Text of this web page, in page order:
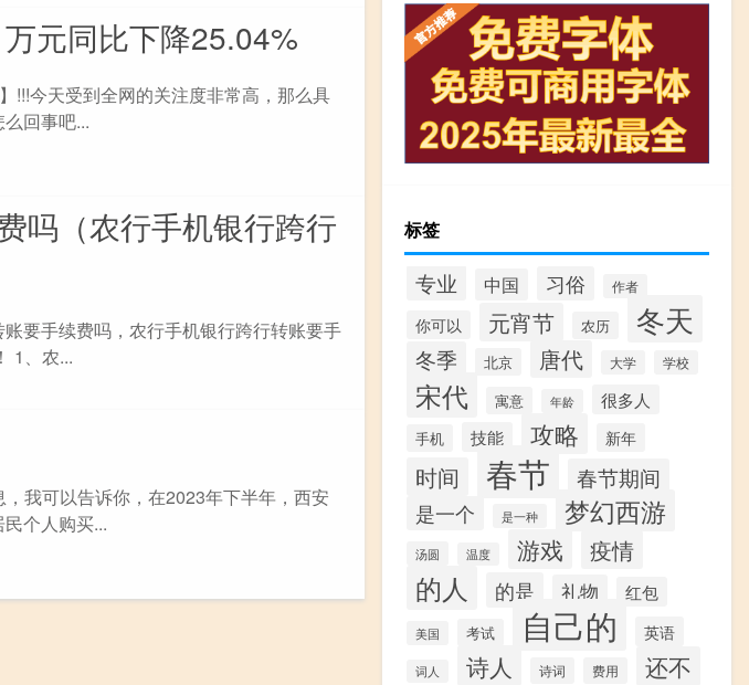
元同比下降25.04%
!!!今天受到全网的关注度非常高，那么具
回事吧...
吗（农行手机银行跨行
要手续费吗，农行手机银行跨行转账要手
1、农...
我可以告诉你，在2023年下半年，西安
个人购买...
标签
专业 中国 习俗 作者
你可以 元宵节 农历 冬天
冬季 北京 唐代 大学 学校
宋代 寓意 年龄 很多人
手机 技能 攻略 新年
时间 春节 春节期间
是一个 是一种 梦幻西游
汤圆 温度 游戏 疫情
的人 的是 礼物 红包
美国 考试 自己的 英语
词人 诗人 诗词 费用 还不